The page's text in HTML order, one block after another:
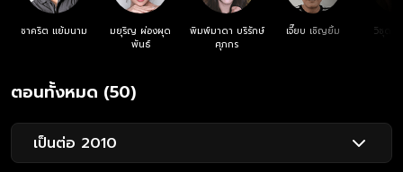
ชาคริต แย้มนาม
มยุริญ ผ่องผุด
พันธ์
พิมพ์มาดา บริรักษ์
ศุภกร
เจี๊ยบ เชิญยิ้ม วิชุดา
ตอนทั้งหมด (50)
เป็นต่อ 2010